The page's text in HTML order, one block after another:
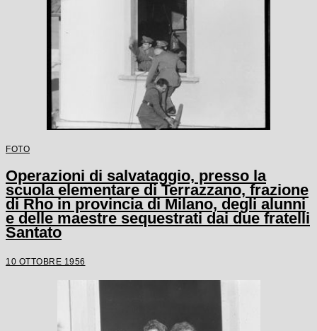
FOTO
Operazioni di salvataggio, presso la
scuola elementare di Terrazzano, frazione
di Rho in provincia di Milano, degli alunni
e delle maestre sequestrati dai due fratelli
Santato
10 OTTOBRE 1956